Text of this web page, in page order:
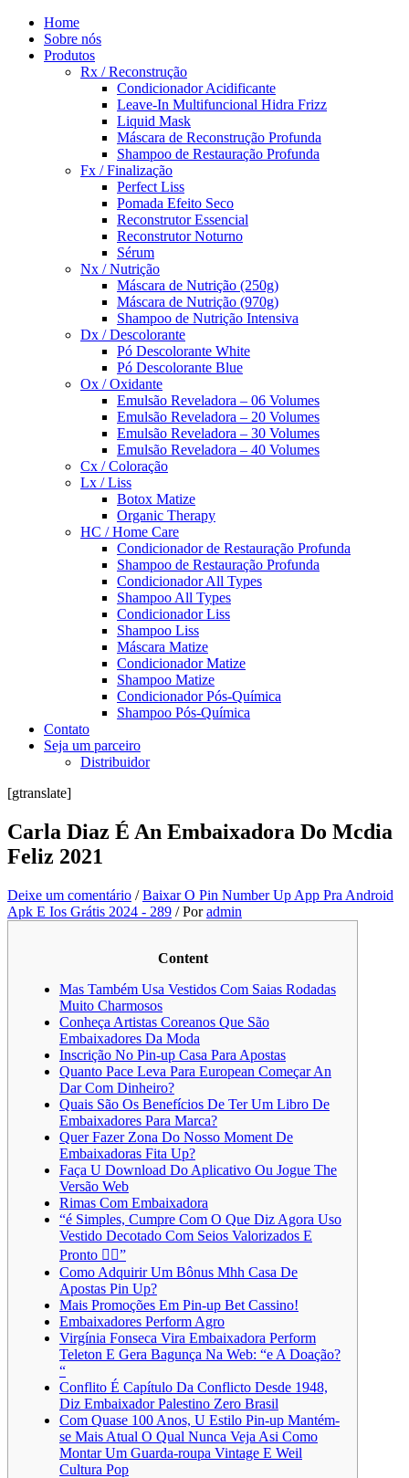
Home
Sobre nós
Produtos
Rx / Reconstrução
Condicionador Acidificante
Leave-In Multifuncional Hidra Frizz
Liquid Mask
Máscara de Reconstrução Profunda
Shampoo de Restauração Profunda
Fx / Finalização
Perfect Liss
Pomada Efeito Seco
Reconstrutor Essencial
Reconstrutor Noturno
Sérum
Nx / Nutrição
Máscara de Nutrição (250g)
Máscara de Nutrição (970g)
Shampoo de Nutrição Intensiva
Dx / Descolorante
Pó Descolorante White
Pó Descolorante Blue
Ox / Oxidante
Emulsão Reveladora – 06 Volumes
Emulsão Reveladora – 20 Volumes
Emulsão Reveladora – 30 Volumes
Emulsão Reveladora – 40 Volumes
Cx / Coloração
Lx / Liss
Botox Matize
Organic Therapy
HC / Home Care
Condicionador de Restauração Profunda
Shampoo de Restauração Profunda
Condicionador All Types
Shampoo All Types
Condicionador Liss
Shampoo Liss
Máscara Matize
Condicionador Matize
Shampoo Matize
Condicionador Pós-Química
Shampoo Pós-Química
Contato
Seja um parceiro
Distribuidor
[gtranslate]
Carla Diaz É An Embaixadora Do Mcdia
Feliz 2021
Deixe um comentário /Baixar O Pin Number Up App Pra Android
Apk E Ios Grátis 2024 - 289 / Poradmin
Content
Mas Também Usa Vestidos Com Saias Rodadas
Muito Charmosos
Conheça Artistas Coreanos Que São
Embaixadores Da Moda
Inscrição No Pin-up Casa Para Apostas
Quanto Pace Leva Para European Começar An
Dar Com Dinheiro?
Quais São Os Benefícios De Ter Um Libro De
Embaixadores Para Marca?
Quer Fazer Zona Do Nosso Moment De
Embaixadoras Fita Up?
Faça U Download Do Aplicativo Ou Jogue The
Versão Web
Rimas Com Embaixadora
“é Simples, Cumpre Com O Que Diz Agora Uso
Vestido Decotado Com Seios Valorizados E
Pronto 🤷‍♀️”
Como Adquirir Um Bônus Mhh Casa De
Apostas Pin Up?
Mais Promoções Em Pin-up Bet Cassino!
Embaixadores Perform Agro
Virgínia Fonseca Vira Embaixadora Perform
Teleton E Gera Bagunça Na Web: “e A Doação?
“
Conflito É Capítulo Da Conflicto Desde 1948,
Diz Embaixador Palestino Zero Brasil
Com Quase 100 Anos, U Estilo Pin-up Mantém-
se Mais Atual O Qual Nunca Veja Asi Como
Montar Um Guarda-roupa Vintage E Weil
Cultura Pop